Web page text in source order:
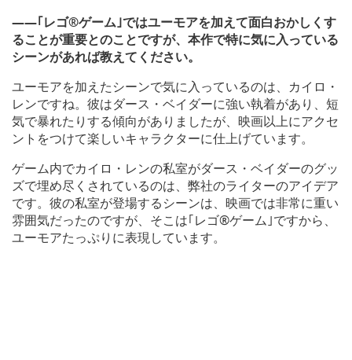
――｢レゴ®ゲーム｣ではユーモアを加えて面白おかしくす
ることが重要とのことですが、本作で特に気に入っている
シーンがあれば教えてください。
ユーモアを加えたシーンで気に入っているのは、カイロ・
レンですね。彼はダース・ベイダーに強い執着があり、短
気で暴れたりする傾向がありましたが、映画以上にアクセ
ントをつけて楽しいキャラクターに仕上げています。
ゲーム内でカイロ・レンの私室がダース・ベイダーのグッ
ズで埋め尽くされているのは、弊社のライターのアイデア
です。彼の私室が登場するシーンは、映画では非常に重い
雰囲気だったのですが、そこは｢レゴ®ゲーム｣ですから、
ユーモアたっぷりに表現しています。